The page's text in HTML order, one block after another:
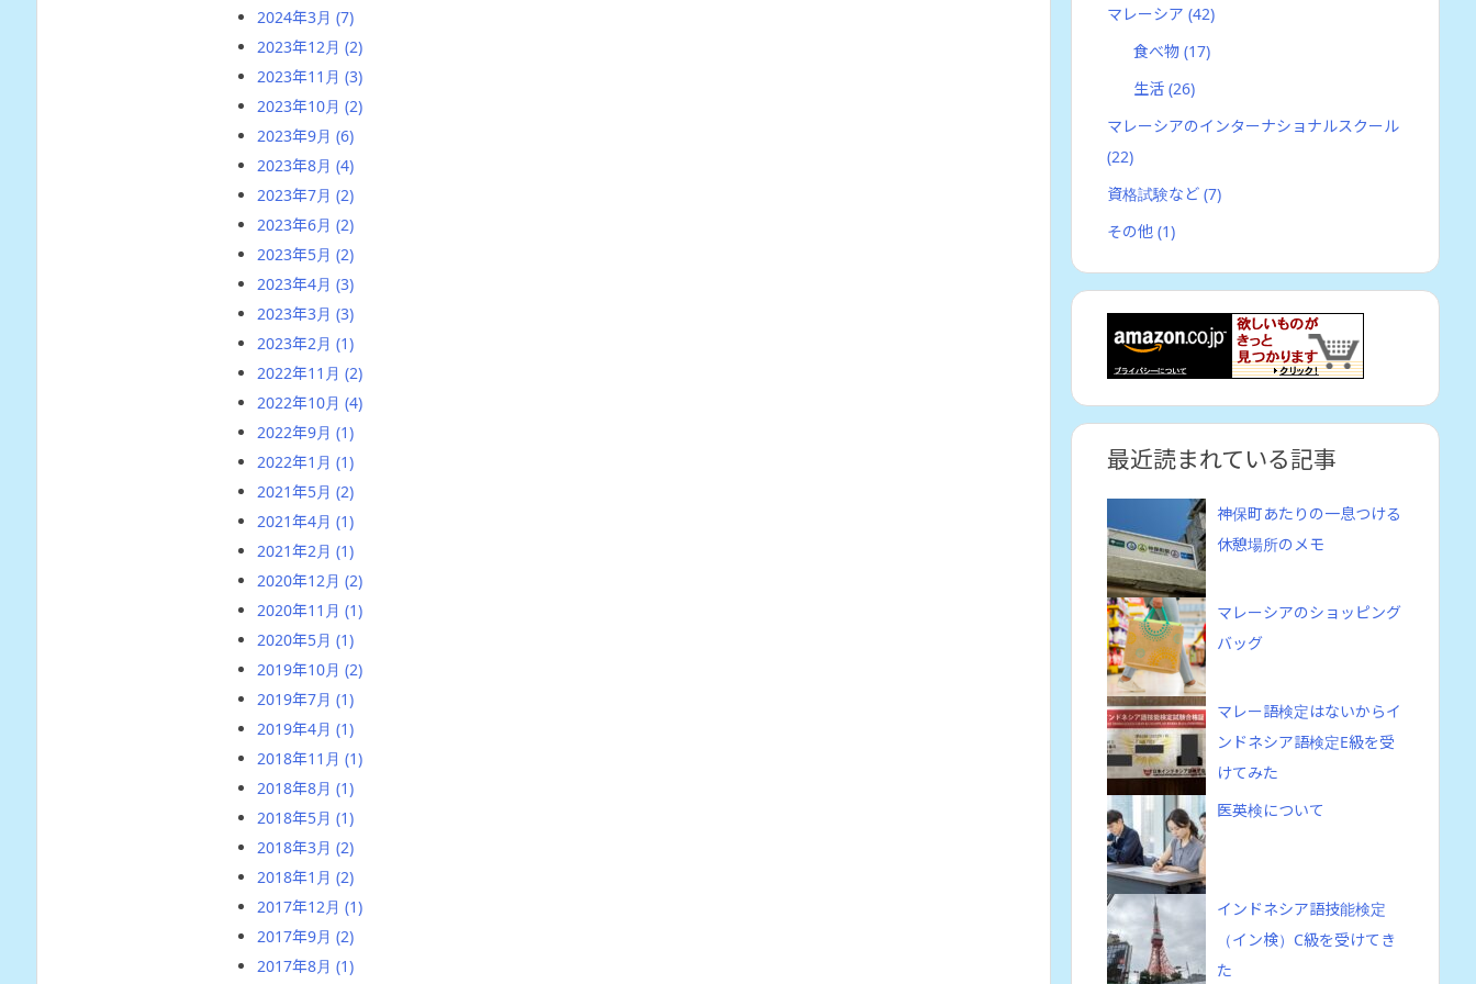
2024年3月 (7)
2023年12月 (2)
2023年11月 (3)
2023年10月 (2)
2023年9月 (6)
2023年8月 (4)
2023年7月 (2)
2023年6月 (2)
2023年5月 (2)
2023年4月 (3)
2023年3月 (3)
2023年2月 (1)
2022年11月 (2)
2022年10月 (4)
2022年9月 (1)
2022年1月 (1)
2021年5月 (2)
2021年4月 (1)
2021年2月 (1)
2020年12月 (2)
2020年11月 (1)
2020年5月 (1)
2019年10月 (2)
2019年7月 (1)
2019年4月 (1)
2018年11月 (1)
2018年8月 (1)
2018年5月 (1)
2018年3月 (2)
2018年1月 (2)
2017年12月 (1)
2017年9月 (2)
2017年8月 (1)
マレーシア (42)
食べ物(17)
生活(26)
マレーシアのインターナショナルスクール
(22)
資格試験など (7)
その他 (1)
最近読まれている記事
神保町あたりの一息つける
休憩場所のメモ
マレーシアのショッピング
バッグ
マレー語検定はないからイ
ンドネシア語検定E級を受
けてみた
医英検について
インドネシア語技能検定
（イン検）C級を受けてき
た